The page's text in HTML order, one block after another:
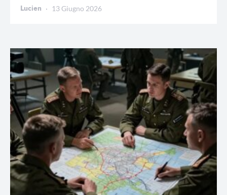
Lucien 13 Giugno 2026